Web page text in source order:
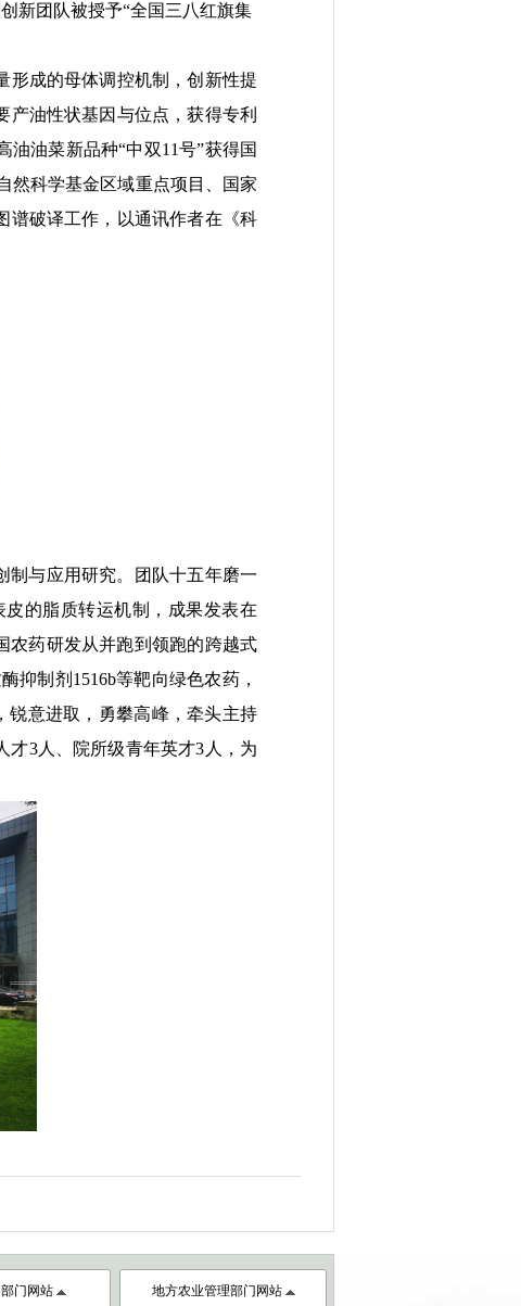
新团队被授予“全国三八红旗集
形成的母体调控机制，创新性提
油性状基因与位点，获得专利
油菜新品种“中双11号”获得国
然科学基金区域重点项目、国家
谱破译工作，以通讯作者在《科
制与应用研究。团队十五年磨一
的脂质转运机制，成果发表在
农药研发从并跑到领跑的跨越式
抑制剂1516b等靶向绿色农药，
锐意进取，勇攀高峰，牵头主持
才3人、院所级青年英才3人，为
门网站 地方农业管理部门网站